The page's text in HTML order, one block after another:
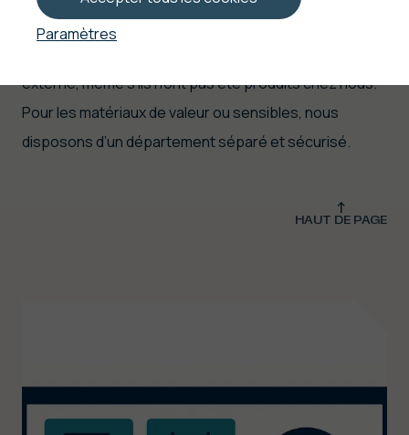
précis grâce à l’e-picking. Les articles peuvent être
externe, même s’ils n’ont pas été produits chez nous.
Pour les matériaux de valeur ou sensibles, nous
disposons d’un département séparé et sécurisé.
HAUT DE PAGE
Paramètres